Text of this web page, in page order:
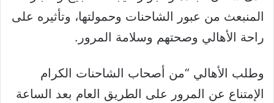
المنبعث من عبور الشاحنات وحمولتها، وتأثيره على
راحة الأهالي وصحتهم وسلامة المرور.
وطلب الأهالي “من أصحاب الشاحنات الكرام
الإمتناع عن المرور على الطريق العام بعد الساعة